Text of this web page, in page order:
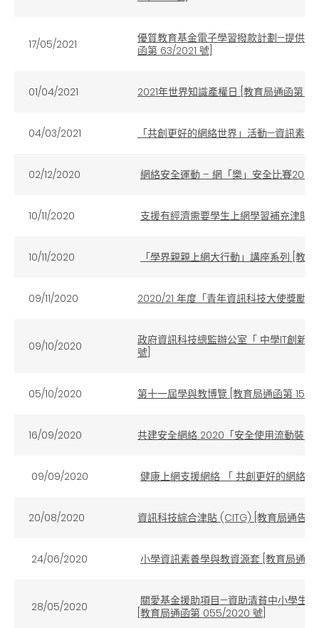
17/05/2021
優質教育基金電子學習撥款計劃—提供
函第 63/2021 號]
01/04/2021 2021年世界知識產權日 [教育局通函第
04/03/2021 「共創更好的網絡世界」活動—資訊素
02/12/2020 網絡安全運動 – 網「樂」安全比賽
10/11/2020 支援有經濟需要學生上網學習補充津貼
10/11/2020 「學界親親上網大行動」講座系列 [教
09/11/2020 2020/21 年度「青年資訊科技大使獎勵
09/10/2020
政府資訊科技總監辦公室「 中學IT創新
號]
05/10/2020 第十一屆學與教博覽 [教育局通函第
16/09/2020 共建安全網絡 2020「安全使用流動裝
09/09/2020 健康上網支援網絡 「 共創更好的網絡
20/08/2020 資訊科技綜合津貼 (CITG) [教育局通告
24/06/2020 小學資訊素養學與教資源套 [教育局通
28/05/2020
關愛基金援助項目—資助清貧中小學生
[教育局通函第 055/2020 號]